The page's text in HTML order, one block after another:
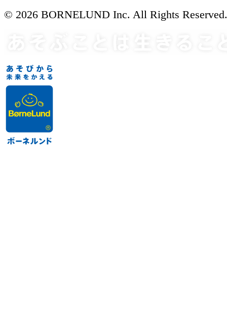
© 2026 BORNELUND Inc. All Rights Reserved.